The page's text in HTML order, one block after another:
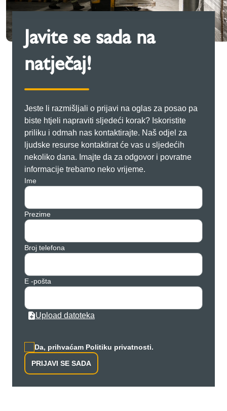
Javite se sada na
natječaj!
Jeste li razmišljali o prijavi na oglas za posao pa
biste htjeli napraviti sljedeći korak? Iskoristite
priliku i odmah nas kontaktirajte. Naš odjel za
ljudske resurse kontaktirat će vas u sljedećih
nekoliko dana. Imajte da za odgovor i povratne
informacije trebamo neko vrijeme.
Ime
Prezime
Broj telefona
E -pošta
Upload datoteka
Da, prihvaćam Politiku privatnosti.
PRIJAVI SE SADA